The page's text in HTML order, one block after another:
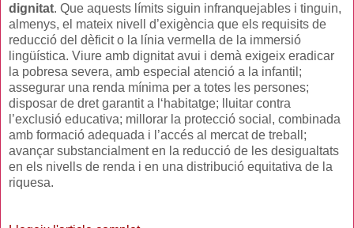
dignitat. Que aquests límits siguin infranquejables i tinguin,
almenys, el mateix nivell d’exigència que els requisits de
reducció del dèficit o la línia vermella de la immersió
lingüística. Viure amb dignitat avui i demà exigeix eradicar
la pobresa severa, amb especial atenció a la infantil;
assegurar una renda mínima per a totes les persones;
disposar de dret garantit a l‘habitatge; lluitar contra
l’exclusió educativa; millorar la protecció social, combinada
amb formació adequada i l’accés al mercat de treball;
avançar substancialment en la reducció de les desigualtats
en els nivells de renda i en una distribució equitativa de la
riquesa.